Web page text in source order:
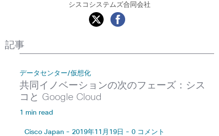
シスコシステムズ合同会社
記事
データセンター/仮想化
共同イノベーションの次のフェーズ：シス
コと Google Cloud
1 min read
Cisco Japan - 2019年11月19日 - 0 コメント